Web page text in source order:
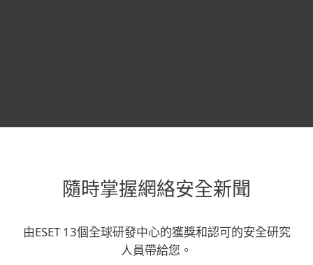
隨時掌握網絡安全新聞
由ESET 13個全球研發中心的獲獎和認可的安全研究
人員帶給您。